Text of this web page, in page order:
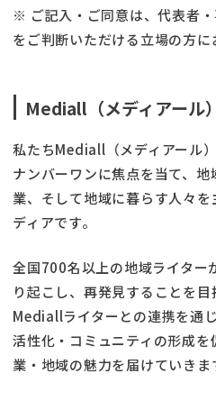
※ ご記入・ご同意は、代表者
をご判断いただける立場の方に
Mediall（メディアール
私たちMediall（メディアール
ナンバーワンに焦点を当て、
業、そして地域に暮らす人々
ディアです。
全国700名以上の地域ライター
り起こし、再発見することを
Mediallライターとの連携を通
活性化・コミュニティの形成
業・地域の魅力を届けていきま